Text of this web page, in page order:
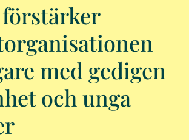
med gedigen
och unga